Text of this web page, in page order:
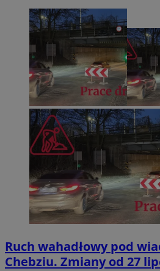
Ruch wahadłowy pod
Chebziu. Zmiany od 27